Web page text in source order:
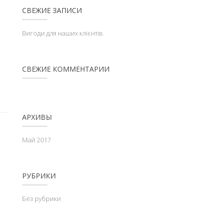
СВЕЖИЕ ЗАПИСИ
Вигоди для наших клієнтів
СВЕЖИЕ КОММЕНТАРИИ
АРХИВЫ
Май 2017
РУБРИКИ
Без рубрики